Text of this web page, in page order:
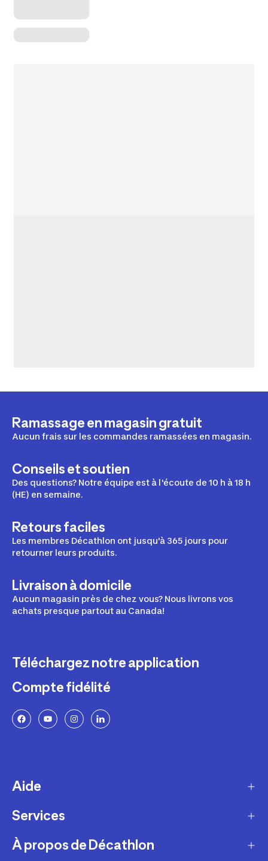
Ramassage en magasin gratuit
Aucun frais sur les commandes ramassées en magasin.
Conseils et soutien
Des questions? Notre équipe est à l'écoute de 10 h à 18 h
(HE) en semaine.
Retours faciles
Les membres Décathlon ont jusqu'à 365 jours pour
retourner leurs produits.
Livraison à domicile
Aucun magasin près de chez vous? Nous livrons vos
achats presque partout au Canada!
Téléchargez notre application
Compte fidélité
Aide
Livraison
Retours et échanges
Services
Programme de fidélité
À propos de Décathlon